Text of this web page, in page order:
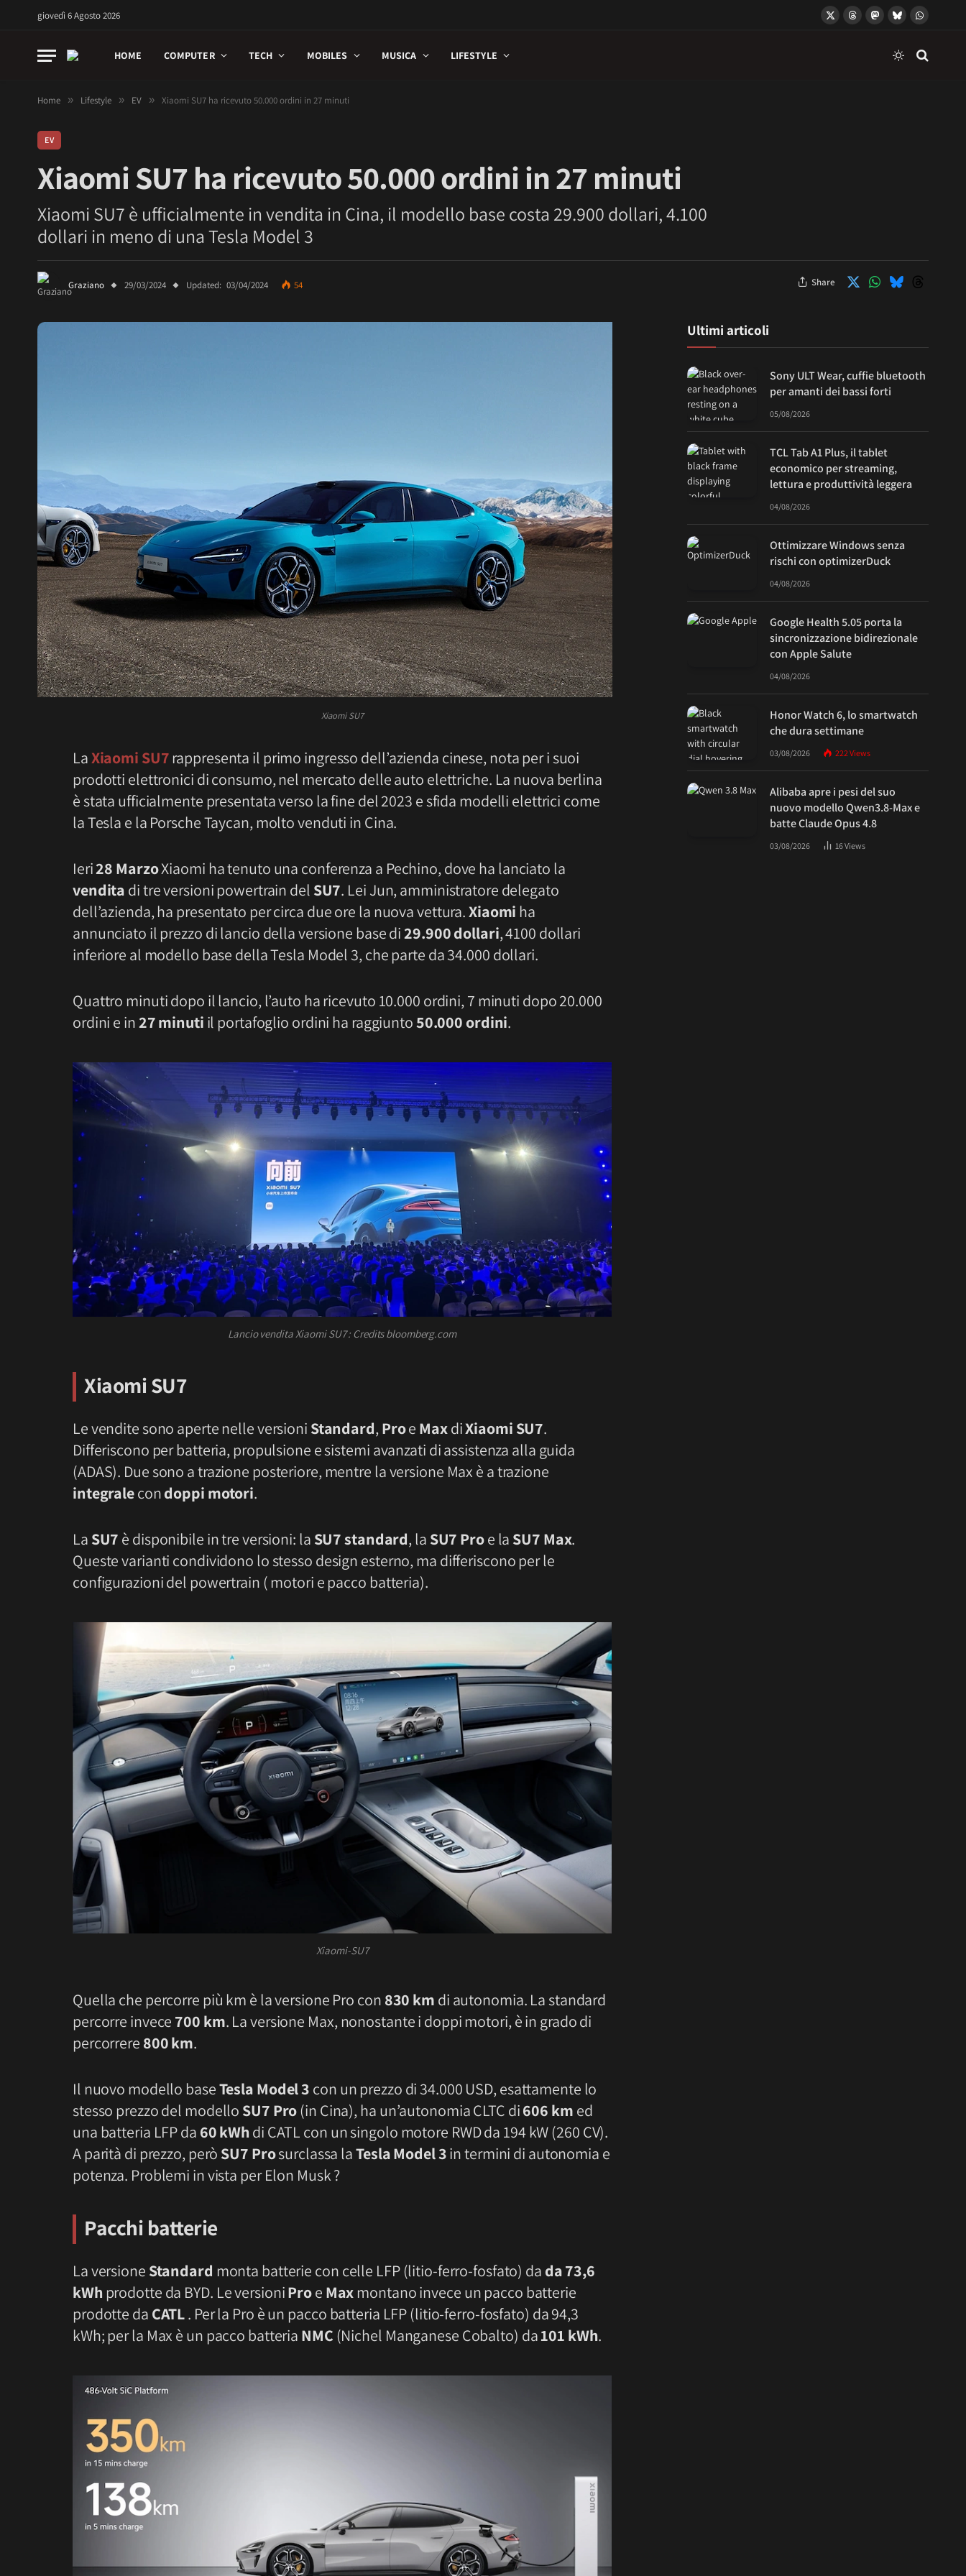
giovedì 6 Agosto 2026
X
ThreadsMastodon
BlueskyWhatsApp
HOME COMPUTER TECH MOBILES MUSICA LIFESTYLE
Home » Lifestyle » EV » Xiaomi SU7 ha ricevuto 50.000 ordini in 27 minuti
EV
Xiaomi SU7 ha ricevuto 50.000 ordini in 27 minuti
Xiaomi SU7 è ufficialmente in vendita in Cina, il modello base costa 29.900 dollari, 4.100
dollari in meno di una Tesla Model 3
Graziano 29/03/2024 Updated: 03/04/2024 54 Share
Xiaomi SU7
LaXiaomi SU7rappresenta il primo ingresso dell’azienda cinese, nota per i suoi
prodotti elettronici di consumo, nel mercato delle auto elettriche. La nuova berlina
è stata ufficialmente presentata verso la fine del 2023 e sfida modelli elettrici come
la Tesla e la Porsche Taycan, molto venduti in Cina.
Ieri28 MarzoXiaomi ha tenuto una conferenza a Pechino, dove ha lanciato la
vendita di tre versioni powertrain del SU7. Lei Jun, amministratore delegato
dell’azienda, ha presentato per circa due ore la nuova vettura.Xiaomi ha
annunciato il prezzo di lancio della versione base di29.900 dollari, 4100 dollari
inferiore al modello base della Tesla Model 3, che parte da 34.000 dollari.
Quattro minuti dopo il lancio, l’auto ha ricevuto 10.000 ordini, 7 minuti dopo 20.000
ordini e in27 minuti il ​​portafoglio ordini ha raggiunto50.000 ordini.
Lancio vendita Xiaomi SU7 : Credits bloomberg.com
Xiaomi SU7
Le vendite sono aperte nelle versioni Standard,Proe MaxdiXiaomi SU7.
Differiscono per batteria, propulsione e sistemi avanzati di assistenza alla guida
(ADAS). Due sono a trazione posteriore, mentre la versione Max è a trazione
integralecondoppi motori.
La SU7 è disponibile in tre versioni: la SU7 standard, la SU7 Proe la SU7 Max.
Queste varianti condividono lo stesso design esterno, ma differiscono per le
configurazioni del powertrain ( motori e pacco batteria).
Xiaomi-SU7
Quella che percorre più km è la versione Pro con 830 km di autonomia. La standard
percorre invece 700 km. La versione Max, nonostante i doppi motori, è in grado di
percorrere 800 km.
Il nuovo modello baseTesla Model 3 con un prezzo di 34.000 USD, esattamente lo
stesso prezzo del modello SU7 Pro(in Cina), ha un’autonomia CLTC di606 km ed
una batteria LFP da 60 kWhdi CATL con un singolo motore RWD da 194 kW (260 CV).
A parità di prezzo, però SU7 Prosurclassa laTesla Model 3in termini di autonomia e
potenza. Problemi in vista per Elon Musk ?
Pacchi batterie
La versione Standard monta batterie con celle LFP (litio-ferro-fosfato) da da 73,6
kWhprodotte da BYD. Le versioniProe Maxmontano invece un pacco batterie
prodotte da CATL. Per la Pro è un pacco batteria LFP (litio-ferro-fosfato) da 94,3
kWh; per la Max è un pacco batteria NMC (Nichel Manganese Cobalto) da101 kWh.
Ultimi articoli
Sony ULT Wear, cuffie bluetooth
per amanti dei bassi forti
05/08/2026
TCL Tab A1 Plus, il tablet
economico per streaming,
lettura e produttività leggera
04/08/2026
Ottimizzare Windows senza
rischi con optimizerDuck
04/08/2026
Google Health 5.05 porta la
sincronizzazione bidirezionale
con Apple Salute
04/08/2026
Honor Watch 6, lo smartwatch
che dura settimane
03/08/2026 222Views
Alibaba apre i pesi del suo
nuovo modello Qwen3.8-Max e
batte Claude Opus 4.8
03/08/2026 16Views